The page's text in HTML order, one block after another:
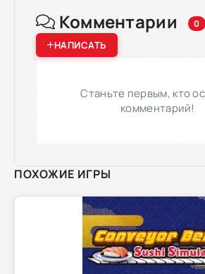
Комментарии 0
НАПИСАТЬ
Станьте первым, кто
комментарий!
ПОХОЖИЕ ИГРЫ